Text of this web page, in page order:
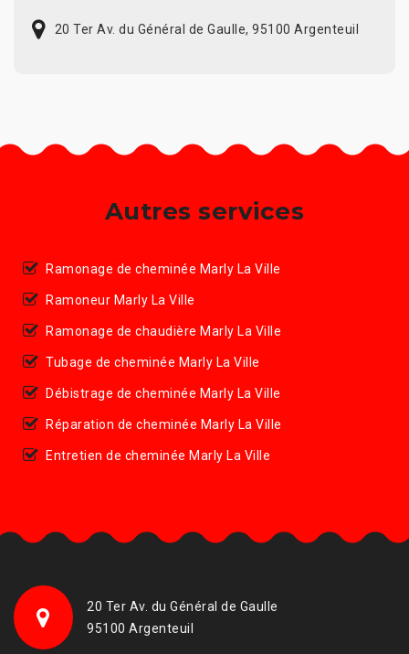
20 Ter Av. du Général de Gaulle, 95100 Argenteuil
Autres services
Ramonage de cheminée Marly La Ville
Ramoneur Marly La Ville
Ramonage de chaudière Marly La Ville
Tubage de cheminée Marly La Ville
Débistrage de cheminée Marly La Ville
Réparation de cheminée Marly La Ville
Entretien de cheminée Marly La Ville
20 Ter Av. du Général de Gaulle
95100 Argenteuil